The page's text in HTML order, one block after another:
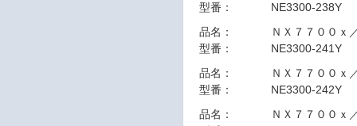
型番：
NE3300-238Y
品名：
ＮＸ７７００ｘ
型番：
NE3300-241Y
品名：
ＮＸ７７００ｘ
型番：
NE3300-242Y
品名：
ＮＸ７７００